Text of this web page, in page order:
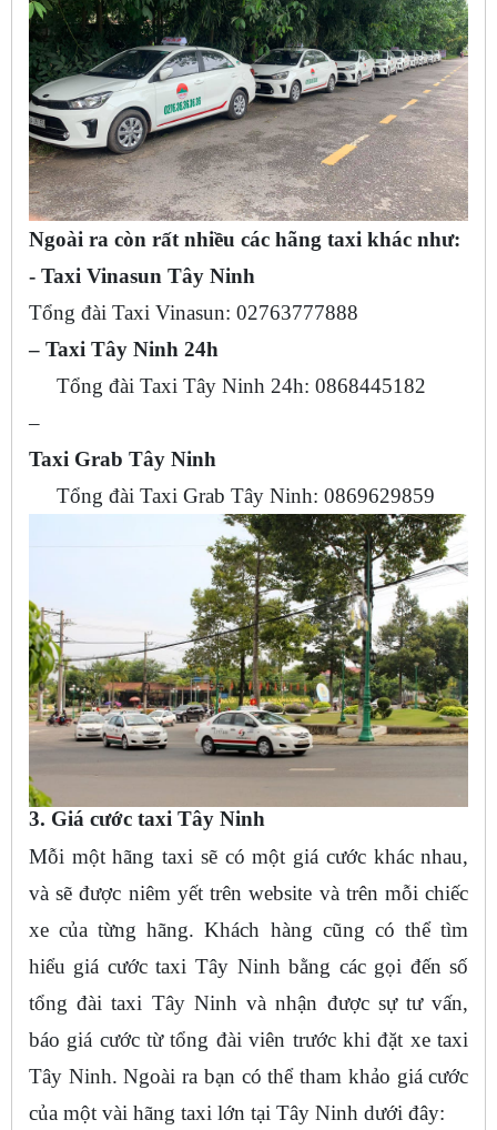
Ngoài ra còn rất nhiều các hãng taxi khác như:
- Taxi Vinasun Tây Ninh
Tổng đài Taxi Vinasun: 02763777888
– Taxi Tây Ninh 24h
Tổng đài Taxi Tây Ninh 24h: 0868445182
–
Taxi Grab Tây Ninh
Tổng đài Taxi Grab Tây Ninh: 0869629859
3. Giá cước taxi Tây Ninh
Mỗi một hãng taxi sẽ có một giá cước khác nhau,
và sẽ được niêm yết trên website và trên mỗi chiếc
xe của từng hãng. Khách hàng cũng có thể tìm
hiểu giá cước taxi Tây Ninh bằng các gọi đến số
tổng đài taxi Tây Ninh và nhận được sự tư vấn,
báo giá cước từ tổng đài viên trước khi đặt xe taxi
Tây Ninh. Ngoài ra bạn có thể tham khảo giá cước
của một vài hãng taxi lớn tại Tây Ninh dưới đây: